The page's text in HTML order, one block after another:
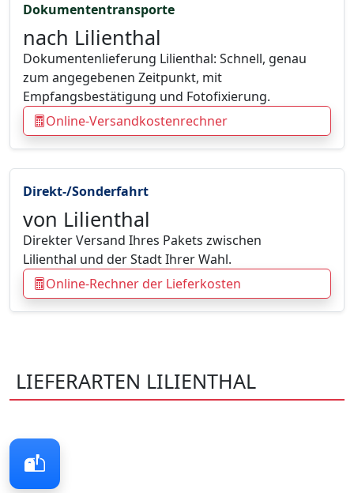
Direkt-/Sonderfahrt
von Lilienthal
Direkter Versand Ihres Pakets zwischen
Lilienthal und der Stadt Ihrer Wahl.
Online-Rechner der Lieferkosten
Dokumententransporte
nach Lilienthal
Dokumentenlieferung Lilienthal: Schnell, genau
zum angegebenen Zeitpunkt, mit
Empfangsbestätigung und Fotofixierung.
Online-Versandkostenrechner
LIEFERARTEN LILIENTHAL